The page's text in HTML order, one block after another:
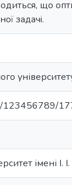
що
задачi.
123456789/
імені І.